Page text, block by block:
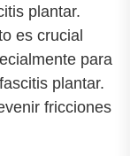
plantar.
es crucial
para
plantar.
fricciones